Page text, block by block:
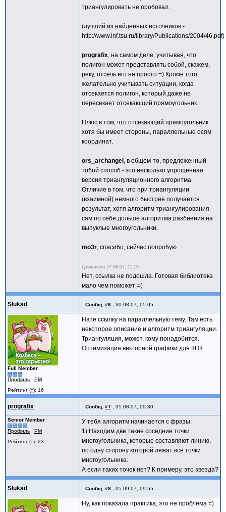
триангулировать не пробовал.
(лучший из найденных источников -
http://www.inf.tsu.ru/library/Publications/2004/46.pdf)
prografix , на самом деле, учитывая, что
полигон может представлять собой, скажем,
реку, отсечь его не просто =) Кроме того,
желательно учитывать ситуации, когда
отсекается полигон, который даже не
пересекает отсекающий прямоугольник.
Плюс в том, что отсекающий прямоугольник
хотя бы имеет стороны, параллельные осям
координат.
ors_archangel , в общем-то, предложенный
тобой способ - это несколько упрощенная
версия триангуляционного алгоритма.
Отличие в том, что при триангуляции
(взаимной) немного быстрее получается
результат, хотя алгоритм триангулирования
сам по себе дольше алгоритма разбиения на
выпуклые многоугольники.
mo3r , спасибо, сейчас попробую.
Добавлено 27.08.07, 11:19
Нет, ссылка не подошла. Готовая библиотека
мало чем поможет =(
Slukad Сообщ. #6 30.08.07, 05:05
Full Member
Профиль · PM
Рейтинг (т): 16
Нате ссылку на параллельную тему. Там есть
некоторое описание и алгоритм триангуляции.
Триангуляция, может, кому понадобится.
Оптимизация векторной графики для КПК
prografix Сообщ. #7 31.08.07, 09:30
Senior Member
Профиль · PM
Рейтинг (т): 23
У тебя алгоритм начинается с фразы:
1) Находим две такие соседние точки
многоугольника, которые составляют линию,
по одну сторону которой лежат все точки
многоугольника.
А если таких точек нет? К примеру, это звезда?
Slukad Сообщ. #8 05.09.07, 09:55
Ну, как показала практика, это не проблема =)